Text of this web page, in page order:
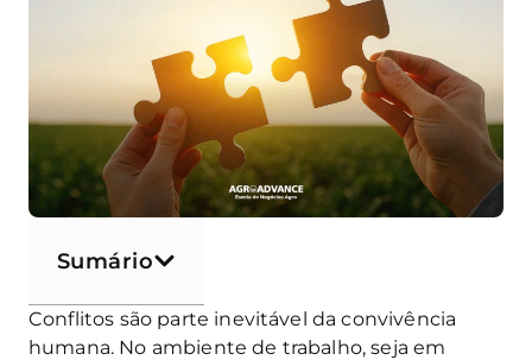
Sumário
Conflitos são parte inevitável da convivência
humana. No ambiente de trabalho, seja em